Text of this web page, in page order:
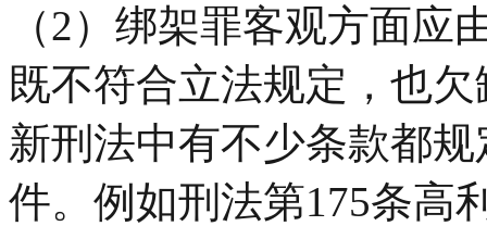
（2）绑架罪客观方面
既不符合立法规定，也
新刑法中有不少条款都
件。例如刑法第175条高